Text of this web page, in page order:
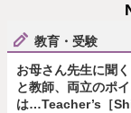
教育・受験
お母さん先生に聞
と教師、両立のポ
は…Teacher’s［